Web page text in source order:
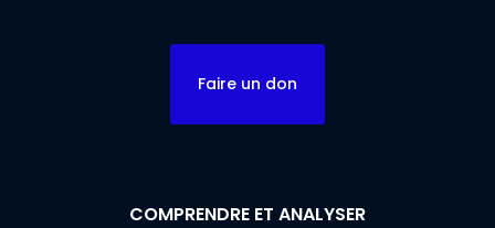
Faire un don
COMPRENDRE ET ANALYSER